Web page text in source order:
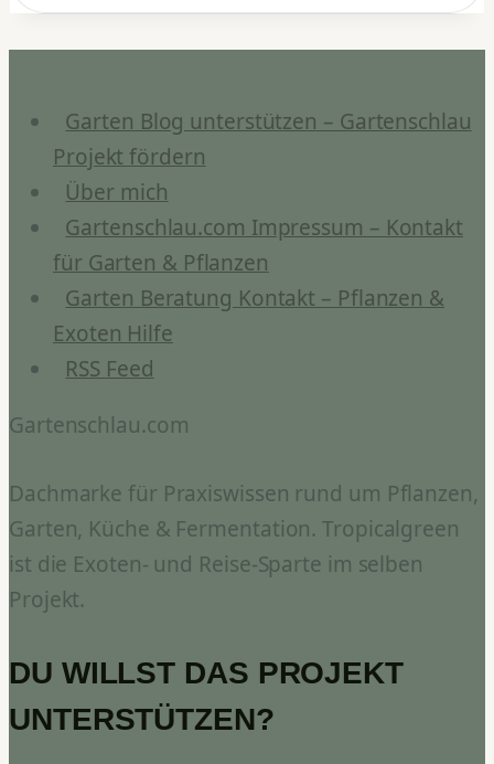
Garten Blog unterstützen – Gartenschlau
Projekt fördern
Über mich
Gartenschlau.com Impressum – Kontakt
für Garten & Pflanzen
Garten Beratung Kontakt – Pflanzen &
Exoten Hilfe
RSS Feed
Gartenschlau.com
Dachmarke für Praxiswissen rund um Pflanzen,
Garten, Küche & Fermentation. Tropicalgreen
ist die Exoten- und Reise-Sparte im selben
Projekt.
DU WILLST DAS PROJEKT
UNTERSTÜTZEN?